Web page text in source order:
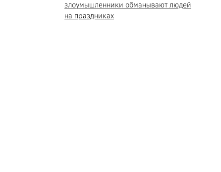
злоумышленники обманывают людей
на праздниках